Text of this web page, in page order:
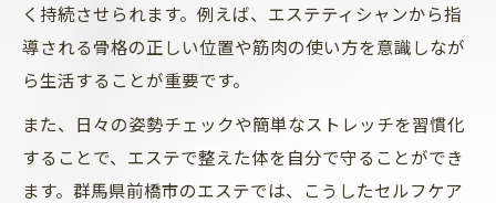
く持続させられます。例えば、エステティシャンから指
導される骨格の正しい位置や筋肉の使い方を意識しなが
ら生活することが重要です。
また、日々の姿勢チェックや簡単なストレッチを習慣化
することで、エステで整えた体を自分で守ることができ
ます。群馬県前橋市のエステでは、こうしたセルフケア